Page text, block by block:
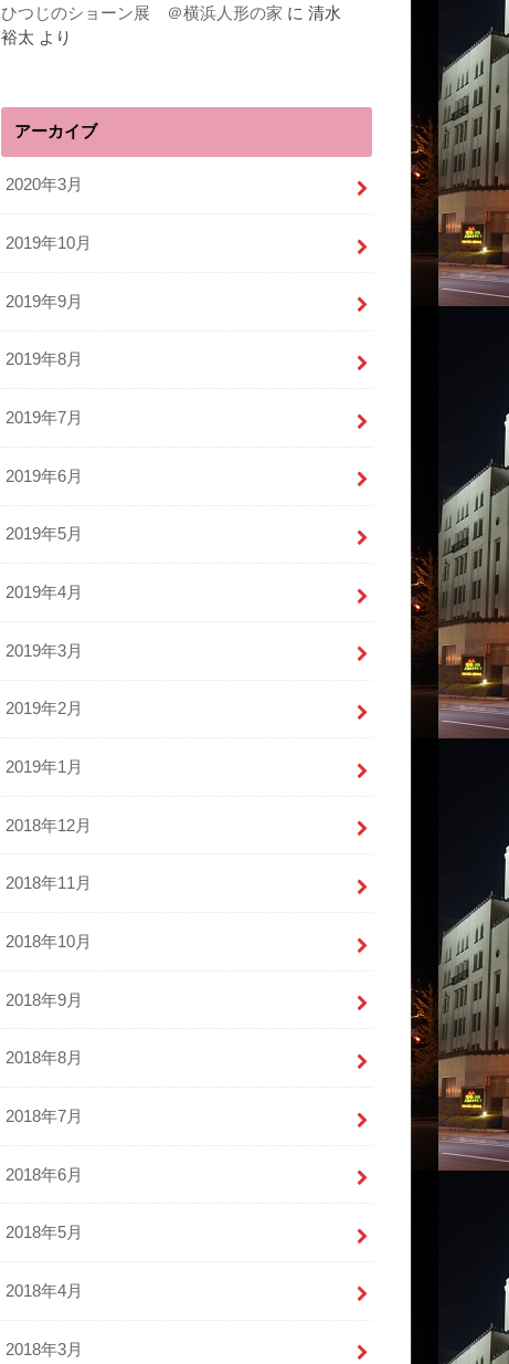
ひつじのショーン展 ＠横浜人形の家 に 清水
裕太 より
アーカイブ
2020年3月
2019年10月
2019年9月
2019年8月
2019年7月
2019年6月
2019年5月
2019年4月
2019年3月
2019年2月
2019年1月
2018年12月
2018年11月
2018年10月
2018年9月
2018年8月
2018年7月
2018年6月
2018年5月
2018年4月
2018年3月